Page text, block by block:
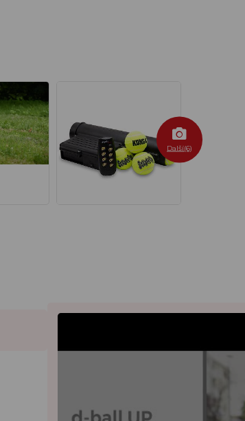
Další(6)